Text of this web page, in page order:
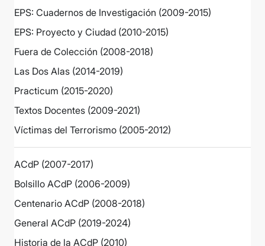
EPS: Cuadernos de Investigación (2009-2015)
EPS: Proyecto y Ciudad (2010-2015)
Fuera de Colección (2008-2018)
Las Dos Alas (2014-2019)
Practicum (2015-2020)
Textos Docentes (2009-2021)
Víctimas del Terrorismo (2005-2012)
ACdP (2007-2017)
Bolsillo ACdP (2006-2009)
Centenario ACdP (2008-2018)
General ACdP (2019-2024)
Historia de la ACdP (2010)